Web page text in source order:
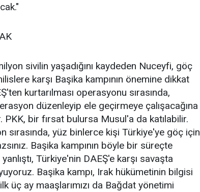
sivilin yaşadığını kaydeden Nuceyfi, göç
karşı Başika kampının önemine dikkat
kurtarılması operasyonu sırasında,
düzenleyip ele geçirmeye çalışacağına
bir fırsat bulursa Musul'a da katılabilir.
sırasında, yüz binlerce kişi Türkiye'ye göç için
Başika kampının böyle bir süreçte
yanlıştı, Türkiye'nin DAEŞ'e karşı savaşta
Başika kampı, Irak hükümetinin bilgisi
üç ay maaşlarımızı da Bağdat yönetimi